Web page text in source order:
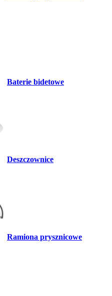
Baterie bidetowe
Deszczownice
Ramiona prysznicowe